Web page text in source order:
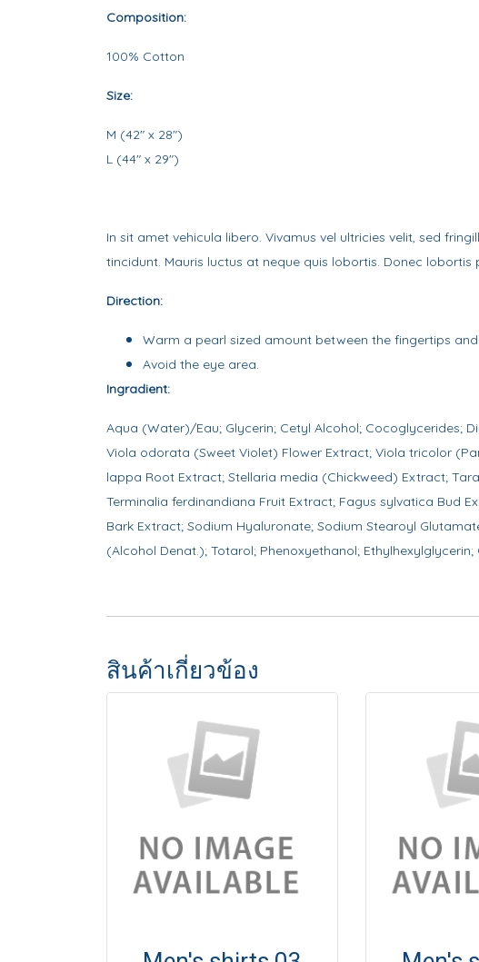
Composition:
100% Cotton
Size:
M (42" x 28")
L (44" x 29")
In sit amet vehicula libero. Vivamus vel ultricies velit, sed
tincidunt. Mauris luctus at neque quis lobortis. Donec
Direction:
Warm a pearl sized amount between the fingertips
Avoid the eye area.
Ingradient:
Aqua (Water)/Eau; Glycerin; Cetyl Alcohol; Cocoglycerides;
Viola odorata (Sweet Violet) Flower Extract; Viola tricolor
lappa Root Extract; Stellaria media (Chickweed) Extract;
Terminalia ferdinandiana Fruit Extract; Fagus sylvatica Bud
Bark Extract; Sodium Hyaluronate; Sodium Stearoyl
(Alcohol Denat.); Totarol; Phenoxyethanol; Ethylhexylglycerin;
สินค้าเกี่ยวข้อง